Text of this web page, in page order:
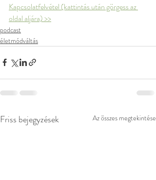
Kapcsolatfelvétel (kattintás után görgess az
oldal aljára) >>
podcast
életmódváltás
Friss bejegyzések Az összes megtekintése